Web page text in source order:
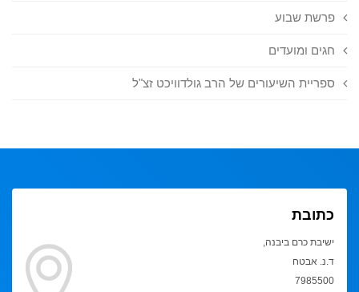
פרשת שבוע
חגים ומועדים
ספריית השיעורים של הרב גולדוויכט זצ"ל
כתובת
ישיבת כרם ביבנה,
ד.נ. אבטח
7985500